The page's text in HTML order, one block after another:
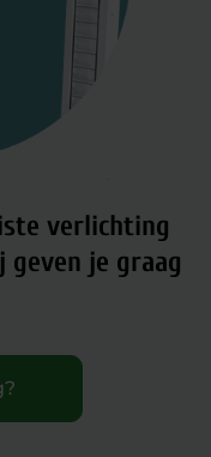
verlichting
je graag